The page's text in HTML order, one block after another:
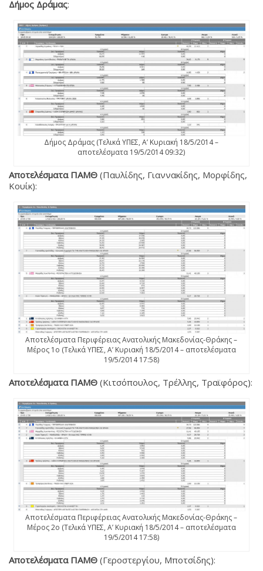
Δήμος Δράμας:
Δήμος Δράμας (Τελικά ΥΠΕΣ, Α’ Κυριακή 18/5/2014 –
αποτελέσματα 19/5/2014 09:32)
Αποτελέσματα ΠΑΜΘ (Παυλίδης, Γιαννακίδης, Μορφίδης,
Κουίκ):
Αποτελέσματα Περιφέρειας Ανατολικής Μακεδονίας-Θράκης –
Μέρος 1ο (Τελικά ΥΠΕΣ, Α’ Κυριακή 18/5/2014 – αποτελέσματα
19/5/2014 17:58)
Αποτελέσματα ΠΑΜΘ (Κιτσόπουλος, Τρέλλης, Τραϊφόρος):
Αποτελέσματα Περιφέρειας Ανατολικής Μακεδονίας-Θράκης –
Μέρος 2ο (Τελικά ΥΠΕΣ, Α’ Κυριακή 18/5/2014 – αποτελέσματα
19/5/2014 17:58)
Αποτελέσματα ΠΑΜΘ (Γεροστεργίου, Μποτσίδης):